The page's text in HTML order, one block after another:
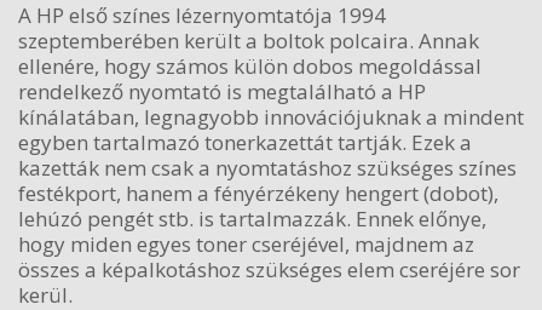
A HP első színes lézernyomtatója 1994
szeptemberében került a boltok polcaira. Annak
ellenére, hogy számos külön dobos megoldással
rendelkező nyomtató is megtalálható a HP
kínálatában, legnagyobb innovációjuknak a mindent
egyben tartalmazó tonerkazettát tartják. Ezek a
kazetták nem csak a nyomtatáshoz szükséges színes
festékport, hanem a fényérzékeny hengert (dobot),
lehúzó pengét stb. is tartalmazzák. Ennek előnye,
hogy miden egyes toner cseréjével, majdnem az
összes a képalkotáshoz szükséges elem cseréjére sor
kerül.